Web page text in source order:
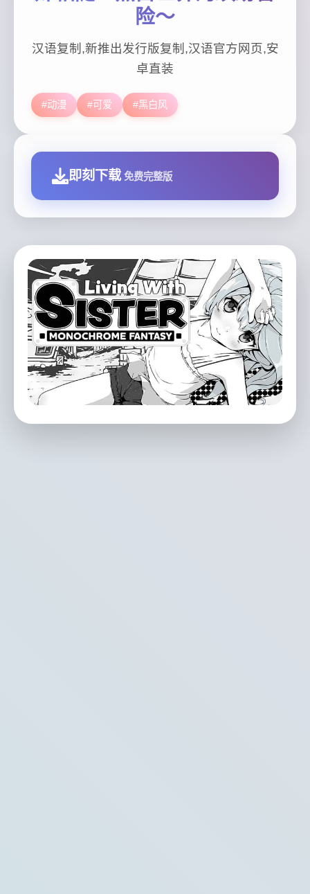
险～
汉语复制,新推出发行版复制,汉语官方网页,安
卓直装
#动漫 #可爱 #黑白风
即刻下载 免费完整版